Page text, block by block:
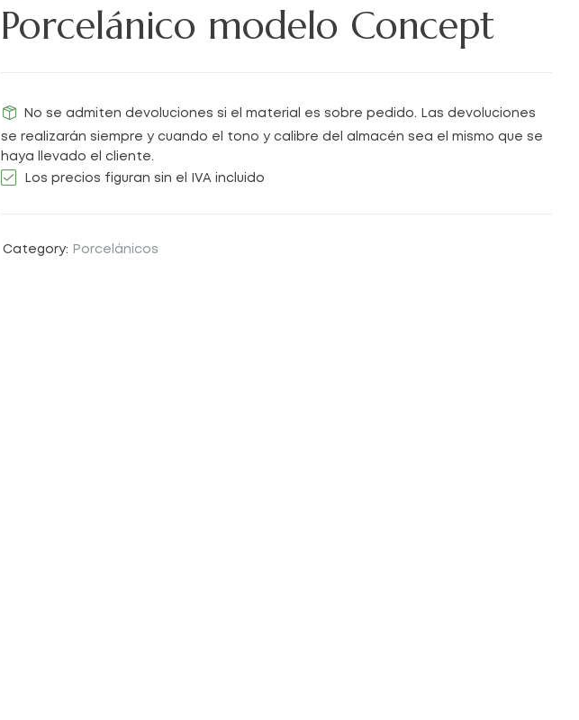
Porcelánico modelo Concept
No se admiten devoluciones si el material es sobre pedido. Las devoluciones
se realizarán siempre y cuando el tono y calibre del almacén sea el mismo que se
haya llevado el cliente.
Los precios figuran sin el IVA incluido
Category: Porcelánicos